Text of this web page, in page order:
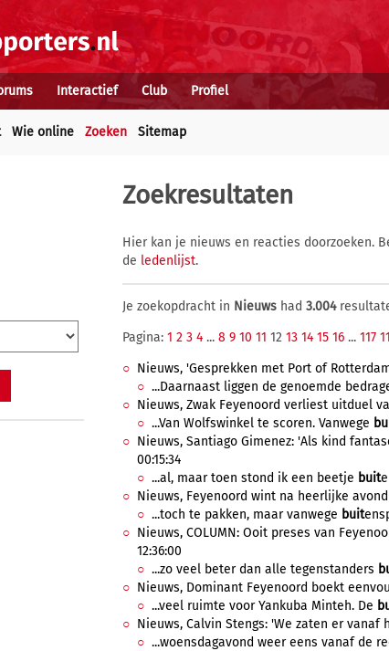
Interactief Club Profiel
Wie online Zoeken Sitemap
Zoekresultaten
Hier kan je nieuws en reacties doorzoeken.
de ledenlijst.
Je zoekopdracht in Nieuws had 3.004
Pagina: 1 2 3 4 ... 8 9 10 11 12 13 14 15 16 ... 117
Nieuws, 'Gesprekken met Port of
...Daarnaast liggen de genoemde
Nieuws, Zwak Feyenoord verliest uitduel
...Van Wolfswinkel te scoren. Vanwege
Nieuws, Santiago Gimenez: 'Als kind
00:15:34
...al, maar toen stond ik een beetje buit
Nieuws, Feyenoord wint na heerlijke
...toch te pakken, maar vanwege buit
Nieuws, COLUMN: Ooit preses van
12:36:00
...zo veel beter dan alle tegenstanders
Nieuws, Dominant Feyenoord boekt
...veel ruimte voor Yankuba Minteh. De
Nieuws, Calvin Stengs: 'We zaten er vanaf
...woensdagavond weer eens vanaf de